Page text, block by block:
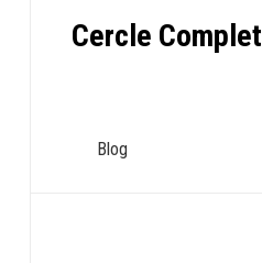
Cercle Complet
Blog